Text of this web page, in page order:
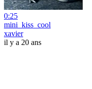
0:25
mini_kiss_cool
xavier
il y a 20 ans